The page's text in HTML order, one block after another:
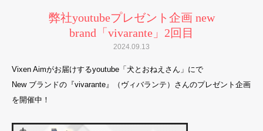
弊社youtubeプレゼント企画 new
brand「vivarante」2回目
2024.09.13
Vixen Aimがお届けするyoutube「犬とおねえさん」にで
New ブランドの『vivarante』（ヴィバランテ）さんのプレゼント企画
を開催中！